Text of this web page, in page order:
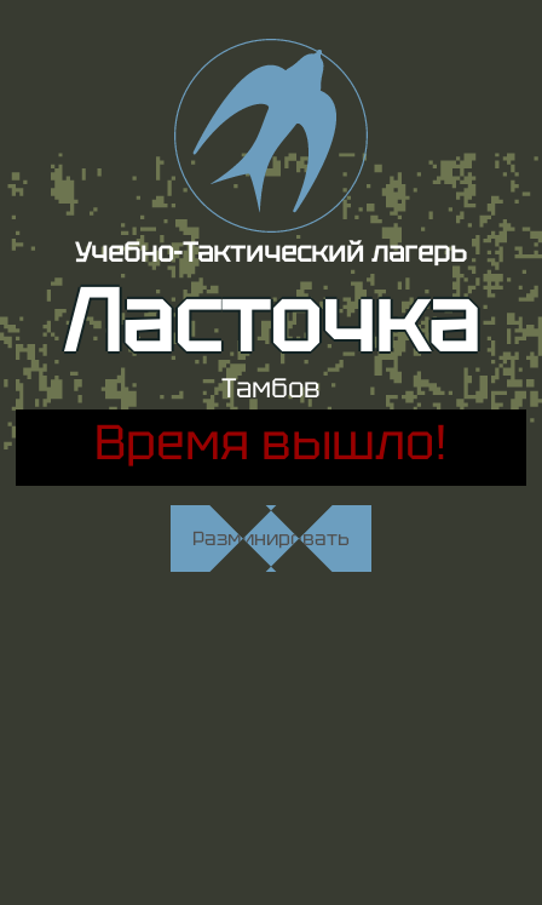
Учебно-Тактический лагерь
Ласточка
Тамбов
Время вышло!
Разминировать